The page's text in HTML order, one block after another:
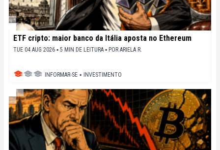
ETF cripto: maior banco da Itália aposta no Ethereum
TUE 04 AUG 2026 ▪ 5 MIN DE LEITURA ▪ POR ARIELA R.
INFORMAR-SE ▪ INVESTIMENTO